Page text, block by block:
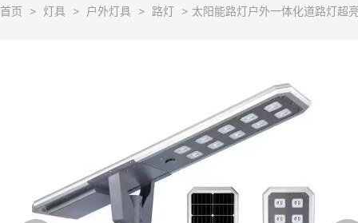
首页 > 灯具 > 户外灯具 > 路灯 > 太阳能路灯户外一体化道路灯超